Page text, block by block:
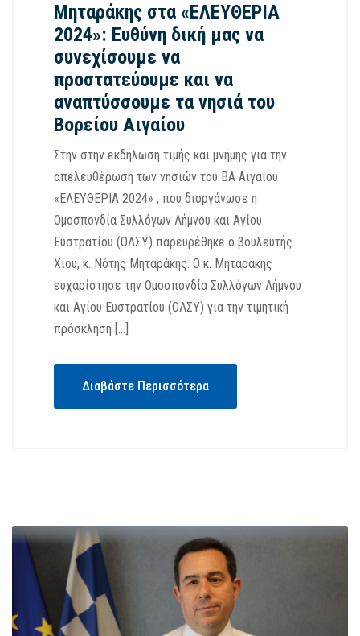
Μηταράκης στα «ΕΛΕΥΘΕΡΙΑ
2024»: Ευθύνη δική μας να
συνεχίσουμε να
προστατεύουμε και να
αναπτύσσουμε τα νησιά του
Βορείου Αιγαίου
Στην στην εκδήλωση τιμής και μνήμης για την
απελευθέρωση των νησιών του ΒΑ Αιγαίου
«ΕΛΕΥΘΕΡΙΑ 2024» , που διοργάνωσε η
Ομοσπονδία Συλλόγων Λήμνου και Αγίου
Ευστρατίου (ΟΛΣΥ) παρευρέθηκε ο βουλευτής
Χίου, κ. Νότης Μηταράκης. Ο κ. Μηταράκης
ευχαρίστησε την Ομοσπονδία Συλλόγων Λήμνου
και Αγίου Ευστρατίου (ΟΛΣΥ) για την τιμητική
πρόσκληση […]
Διαβάστε Περισσότερα